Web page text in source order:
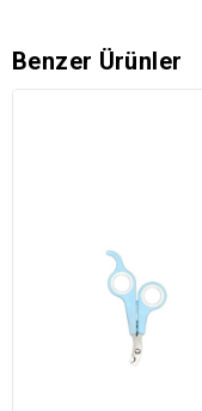
Benzer Ürünler